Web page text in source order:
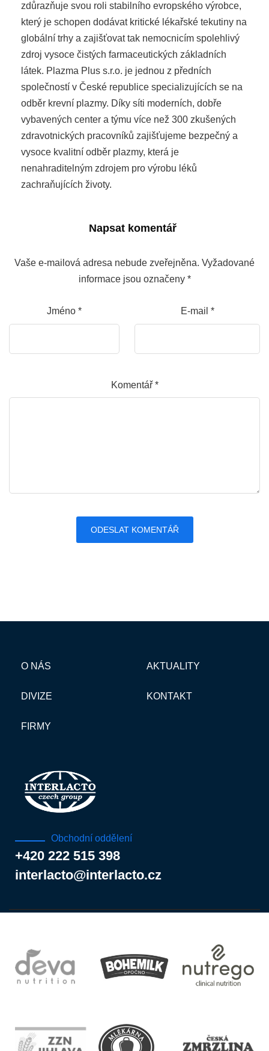
zdůrazňuje svou roli stabilního evropského výrobce,
který je schopen dodávat kritické lékařské tekutiny na
globální trhy a zajišťovat tak nemocnicím spolehlivý
zdroj vysoce čistých farmaceutických základních
látek. Plazma Plus s.r.o. je jednou z předních
společností v České republice specializujících se na
odběr krevní plazmy. Díky síti moderních, dobře
vybavených center a týmu více než 300 zkušených
zdravotnických pracovníků zajišťujeme bezpečný a
vysoce kvalitní odběr plazmy, která je
nenahraditelným zdrojem pro výrobu léků
zachraňujících životy.
Napsat komentář
Vaše e-mailová adresa nebude zveřejněna. Vyžadované
informace jsou označeny *
Jméno * E-mail *
Komentář *
O NÁS
DIVIZE
FIRMY
AKTUALITY
KONTAKT
Obchodní oddělení
+420 222 515 398
interlacto@interlacto.cz